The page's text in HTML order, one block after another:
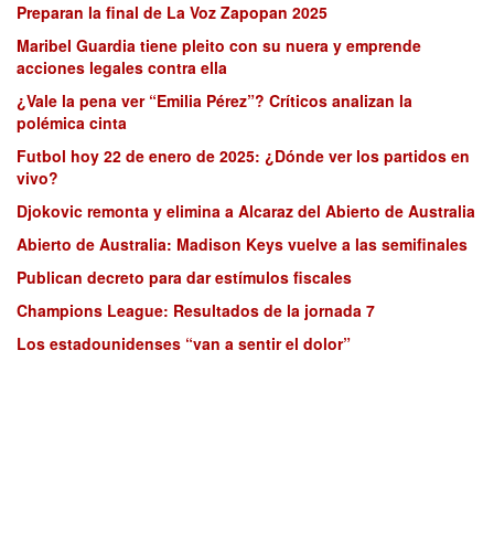
Preparan la final de La Voz Zapopan 2025
Maribel Guardia tiene pleito con su nuera y emprende
acciones legales contra ella
¿Vale la pena ver “Emilia Pérez”? Críticos analizan la
polémica cinta
Futbol hoy 22 de enero de 2025: ¿Dónde ver los partidos en
vivo?
Djokovic remonta y elimina a Alcaraz del Abierto de Australia
Abierto de Australia: Madison Keys vuelve a las semifinales
Publican decreto para dar estímulos fiscales
Champions League: Resultados de la jornada 7
Los estadounidenses “van a sentir el dolor”